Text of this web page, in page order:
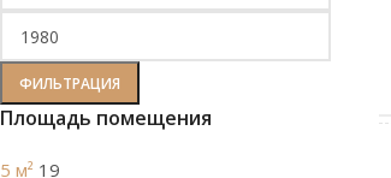
ФИЛЬТРАЦИЯ
Площадь помещения
5 м² 19